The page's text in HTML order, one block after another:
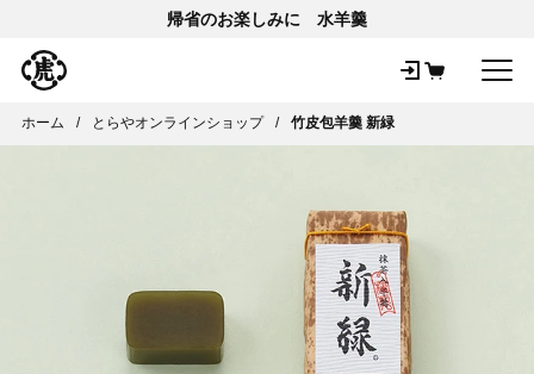
帰省のお楽しみに 水羊羹
ホーム とらやオンラインショップ 竹皮包羊羹 新緑